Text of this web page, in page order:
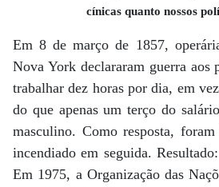
cínicas quanto nossos
Em 8 de março de 1857,
Nova York declararam guerra aos
trabalhar dez horas por dia, em
do que apenas um terço do
masculino. Como resposta,
incendiado em seguida.
Em 1975, a Organização das